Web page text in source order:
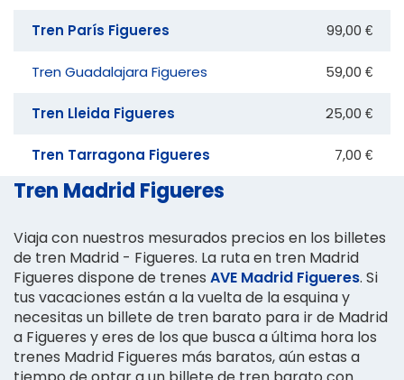
Tren París Figueres 99,00 €
Tren Guadalajara Figueres 59,00 €
Tren Lleida Figueres 25,00 €
Tren Tarragona Figueres 7,00 €
Tren Madrid Figueres
Viaja con nuestros mesurados precios en los billetes
de tren Madrid - Figueres. La ruta en tren Madrid
Figueres dispone de trenes AVE Madrid Figueres. Si
tus vacaciones están a la vuelta de la esquina y
necesitas un billete de tren barato para ir de Madrid
a Figueres y eres de los que busca a última hora los
trenes Madrid Figueres más baratos, aún estas a